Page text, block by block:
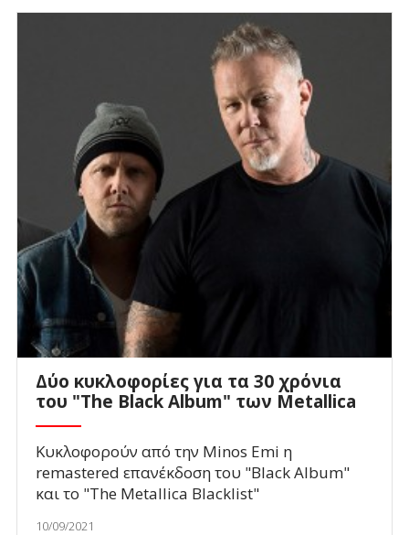
Δύο κυκλοφορίες για τα 30 χρόνια
του "The Black Album" των Metallica
Κυκλοφορούν από την Minos Emi η
remastered επανέκδοση του "Black Album"
και το "The Metallica Blacklist"
10/09/2021